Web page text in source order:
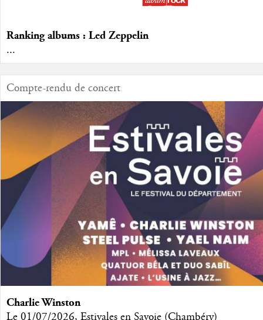
Ranking albums : Led Zeppelin
...
Compte-rendu de concert
Charlie Winston
Le 01/07/2026, Estivales en Savoie (Chambéry)